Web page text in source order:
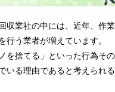
収業社の中には、近年、作
行う業者が増えています。
を捨てる」といった行為そ
いる理由であると考えられる